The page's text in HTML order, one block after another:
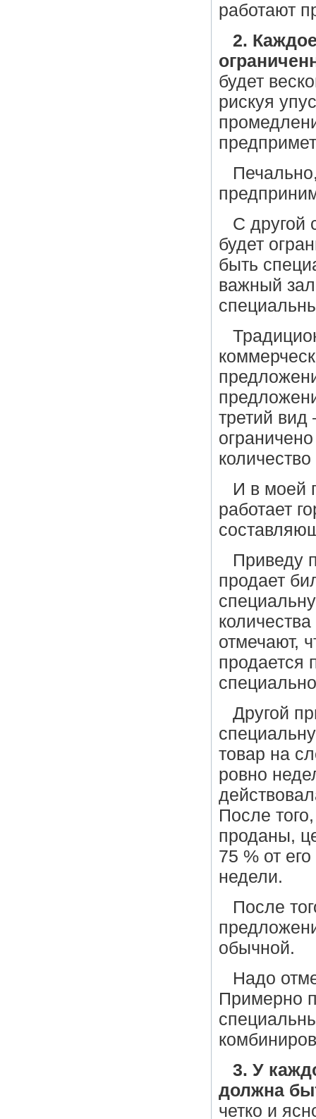
работают
2.
будет
рискуя
С другой
будет
быть
важный
третий вид
И в моей
работает
Приведу
продает
отмечают,
продается
Другой
товар на
ровно
После
проданы,
75 % от
недели.
После
обычной.
Надо
Примерно
3. У
должна
четко и